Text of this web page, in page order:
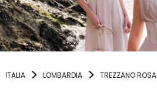
ITALIA LOMBARDIA TREZZANO ROSA